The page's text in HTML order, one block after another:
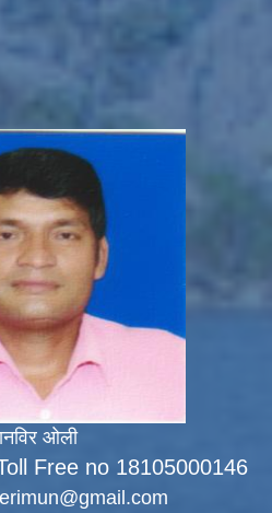
ओली
Free no 18105000146